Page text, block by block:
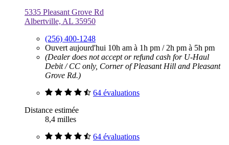
5335 Pleasant Grove Rd
Albertville, AL 35950
(256) 400-1248
Ouvert aujourd'hui 10h am à 1h pm /2h pm à 5h pm
(Dealer does not accept or refund cash for U-Haul
Debit / CC only, Corner of Pleasant Hill and Pleasant
Grove Rd.)
64 évaluations
Distance estimée
8,4 milles
64 évaluations